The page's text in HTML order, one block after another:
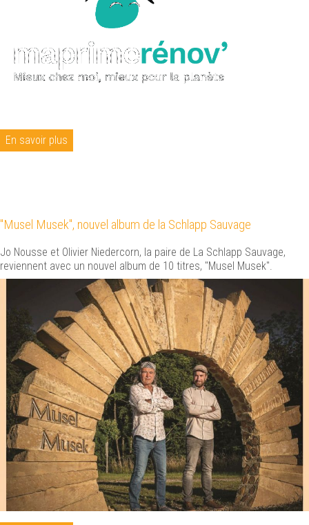
En savoir plus
"Musel Musek", nouvel album de la Schlapp Sauvage
Jo Nousse et Olivier Niedercorn, la paire de La Schlapp Sauvage,
reviennent avec un nouvel album de 10 titres, "Musel Musek".